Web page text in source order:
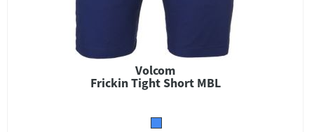
Volcom
Frickin Tight Short MBL